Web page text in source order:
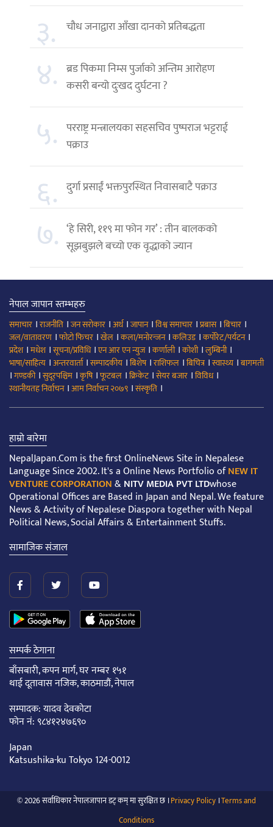
३. चौध जनाद्वारा आँखा दानको प्रतिबद्धता
४. ब्रड पिकमा निम्स पुर्जाको अन्तिम आरोहण
कसरी बन्यो दुःखद दुर्घटना ?
५. परराष्ट्र मन्त्रालयका सहसचिव पुष्पराज भट्टराई
पक्राउ
६. दुर्गा प्रसाईं भक्तपुरस्थित निवासबाटै पक्राउ
७. ‘हे सिरी, ११९ मा फोन गर’ : तीन बालकको
सूझबुझले बच्यो एक वृद्धाको ज्यान
नेपाल जापान स्तम्भहरु
समाचार ।राजनीति ।जन सरोकार ।अर्थ।जापान।विश्व समाचार ।प्रबास।बिचार ।
जल/वातावरण ।फोटो फिचर ।खेल ।कला/मनोरन्जन।कलिउड।कर्पोरेट/पर्यटन।
प्रदेश।मधेश।सूचना/प्रविधि।एन आर एन न्युज।कर्णाली।कोशी।लुम्बिनी।
भाषा/साहित्य ।अन्तरवार्ता।सम्पादकीय ।बिशेष।राशिफल ।बिचित्र।स्वास्थ्य ।बागमती
।गण्डकी।सुदूरपश्चिम ।कृषि।फूटबल ।क्रिकेट।सेयर बजार ।विविध।
स्थानीयतह निर्वाचन।आम निर्वाचन २०७९ ।संस्कृति ।
हाम्रो बारेमा
NepalJapan.Com is the first OnlineNews Site in Nepalese
Language Since 2002. It's a Online News Portfolio ofNEW IT
VENTURE CORPORATION&NITV MEDIA PVT LTDwhose
Operational Offices are Based in Japan and Nepal. We feature
News & Activity of Nepalese Diaspora together with Nepal
Political News, Social Affairs & Entertainment Stuffs.
सामाजिक संजाल
सम्पर्क ठेगाना
बाँसबारी, कपन मार्ग, घर नम्बर १५१
थाई दूतावास नजिक, काठमाडौं, नेपाल
सम्पादक: यादव देवकोटा
फोन नं: ९८४१२४७६९०
Japan
Katsushika-ku Tokyo 124-0012
© 2026 सर्वाधिकार नेपालजापान डट् कम् मा सुरक्षित छ ।Privacy Policy ।Terms and
Conditions